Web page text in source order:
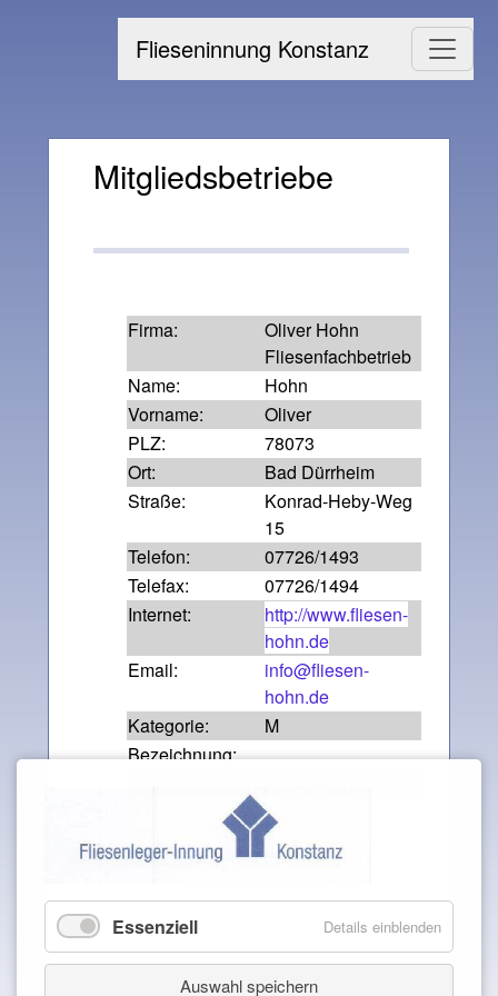
Flieseninnung Konstanz
Mitgliedsbetriebe
Firma:
Oliver Hohn
Fliesenfachbetrieb
Name:
Hohn
Vorname:
Oliver
PLZ:
78073
Ort:
Bad Dürrheim
Straße:
Konrad-Heby-Weg
15
Telefon:
07726/1493
Telefax:
07726/1494
Internet:
http://www.fliesen-
hohn.de
Email:
info@fliesen-
hohn.de
Kategorie:
M
Bezeichnung:
Essenziell Details einblenden
Auswahl speichern